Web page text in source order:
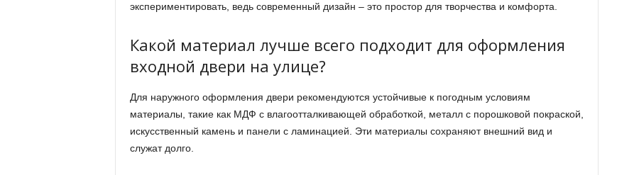
экспериментировать, ведь современный дизайн – это простор для творчества и комфорта.
Какой материал лучше всего подходит для оформления
входной двери на улице?
Для наружного оформления двери рекомендуются устойчивые к погодным условиям
материалы, такие как МДФ с влагоотталкивающей обработкой, металл с порошковой покраской,
искусственный камень и панели с ламинацией. Эти материалы сохраняют внешний вид и
служат долго.